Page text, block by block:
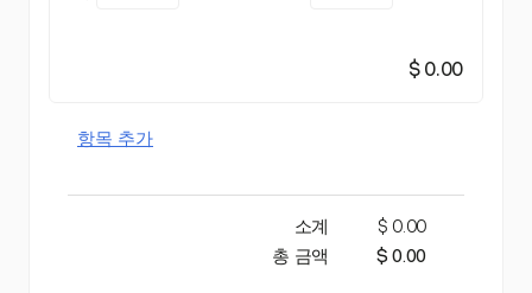
$ 0.00
항목 추가
소계
$ 0.00
총 금액
$ 0.00